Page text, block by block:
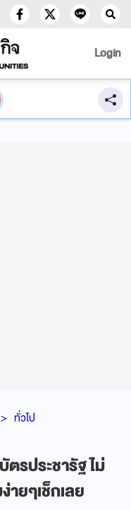
Login
ทั่วไป
รประชารัฐ ไม่
ายๆเช็กเลย